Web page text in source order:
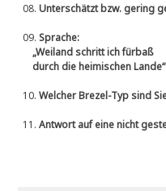
08.Unterschätzt bzw. gering
09.Sprache:
„Weiland schritt ich fürbaß
durch die heimischen Lande“
10.Welcher Brezel-Typ sind
11.Antwort auf eine nicht